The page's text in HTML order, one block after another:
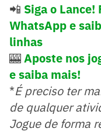
📲 Siga o Lance!
WhatsApp e
linhas
🎰Aposte nos
e saiba mais!
*É preciso ter
de qualquer
Jogue de forma